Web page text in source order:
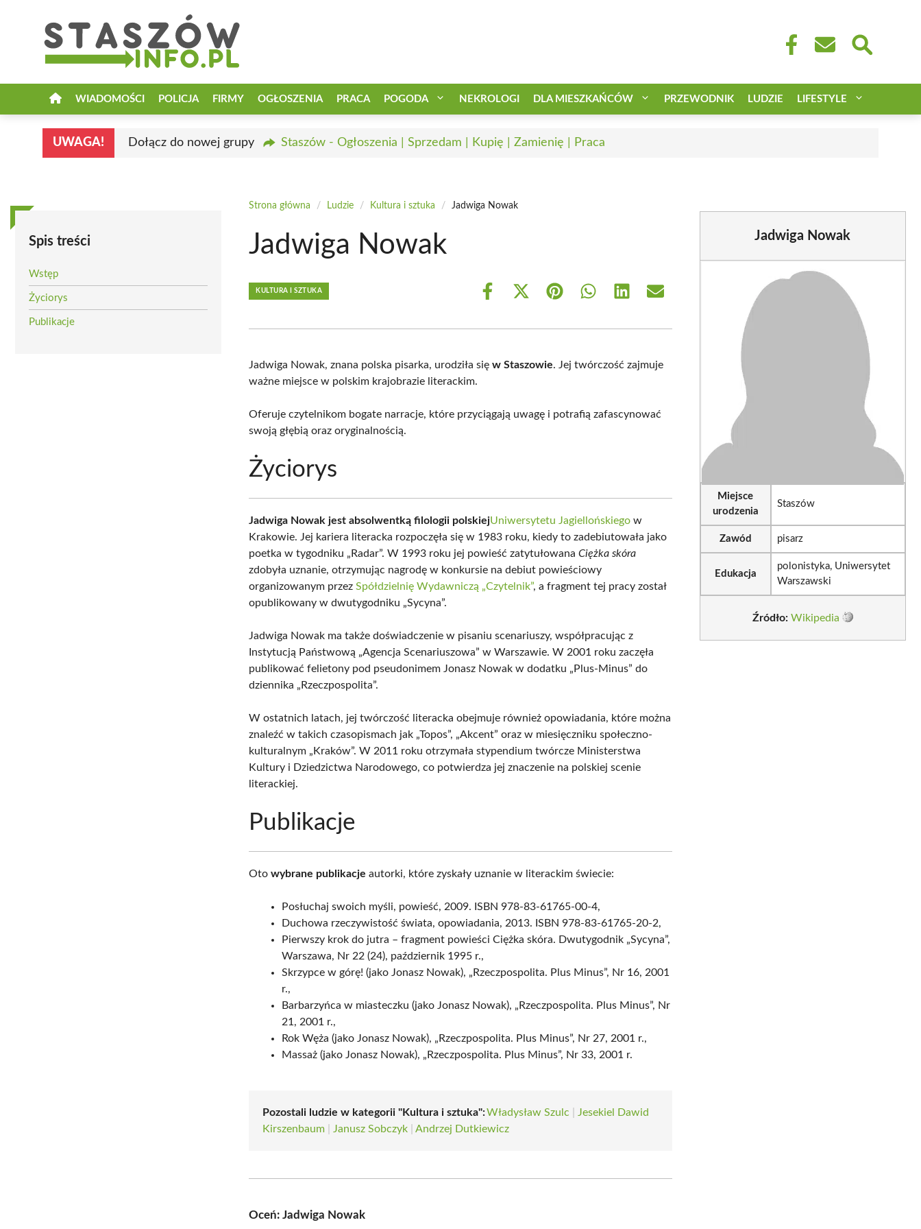
WIADOMOŚCI POLICJA FIRMY OGŁOSZENIA PRACA POGODA NEKROLOGI DLA MIESZKAŃCÓW PRZEWODNIK LUDZIE LIFESTYLE
UWAGA! Dołącz do nowej grupy Staszów - Ogłoszenia | Sprzedam | Kupię | Zamienię | Praca
Spis treści
Wstęp
Życiorys
Publikacje
Strona główna / Ludzie / Kultura i sztuka / Jadwiga Nowak
Jadwiga Nowak
KULTURA I SZTUKA
Share
Share
(Twitter)
Share Share Share Share
Jadwiga Nowak, znana polska pisarka, urodziła sięw Staszowie. Jej twórczość zajmuje
ważne miejsce w polskim krajobrazie literackim.
Oferuje czytelnikom bogate narracje, które przyciągają uwagę i potrafią zafascynować
swoją głębią oraz oryginalnością.
Życiorys
Jadwiga Nowak jest absolwentką filologii polskiejUniwersytetu Jagiellońskiego w
Krakowie. Jej kariera literacka rozpoczęła się w 1983 roku, kiedy to zadebiutowała jako
poetka w tygodniku „Radar”. W 1993 roku jej powieść zatytułowanaCiężka skóra
zdobyła uznanie, otrzymując nagrodę w konkursie na debiut powieściowy
organizowanym przezSpółdzielnię Wydawniczą „Czytelnik”, a fragment tej pracy został
opublikowany w dwutygodniku „Sycyna”.
Jadwiga Nowak ma także doświadczenie w pisaniu scenariuszy, współpracując z
Instytucją Państwową „Agencja Scenariuszowa” w Warszawie. W 2001 roku zaczęła
publikować felietony pod pseudonimem Jonasz Nowak w dodatku „Plus-Minus” do
dziennika „Rzeczpospolita”.
W ostatnich latach, jej twórczość literacka obejmuje również opowiadania, które można
znaleźć w takich czasopismach jak „Topos”, „Akcent” oraz w miesięczniku społeczno-
kulturalnym „Kraków”. W 2011 roku otrzymała stypendium twórcze Ministerstwa
Kultury i Dziedzictwa Narodowego, co potwierdza jej znaczenie na polskiej scenie
literackiej.
Publikacje
Otowybrane publikacje autorki, które zyskały uznanie w literackim świecie:
Posłuchaj swoich myśli, powieść, 2009. ISBN 978-83-61765-00-4,
Duchowa rzeczywistość świata, opowiadania, 2013. ISBN 978-83-61765-20-2,
Pierwszy krok do jutra – fragment powieści Ciężka skóra. Dwutygodnik „Sycyna”,
Warszawa, Nr 22 (24), październik 1995 r.,
Skrzypce w górę! (jako Jonasz Nowak), „Rzeczpospolita. Plus Minus”, Nr 16, 2001
r.,
Barbarzyńca w miasteczku (jako Jonasz Nowak), „Rzeczpospolita. Plus Minus”, Nr
21, 2001 r.,
Rok Węża (jako Jonasz Nowak), „Rzeczpospolita. Plus Minus”, Nr 27, 2001 r.,
Massaż (jako Jonasz Nowak), „Rzeczpospolita. Plus Minus”, Nr 33, 2001 r.
Pozostali ludzie w kategorii "Kultura i sztuka":Władysław Szulc
Jesekiel Dawid
Kirszenbaum
Janusz Sobczyk |Andrzej Dutkiewicz
Oceń: Jadwiga Nowak
Jadwiga Nowak
Miejsce
urodzenia
Staszów
Zawód pisarz
Edukacja
polonistyka, Uniwersytet
Warszawski
Źródło: Wikipedia